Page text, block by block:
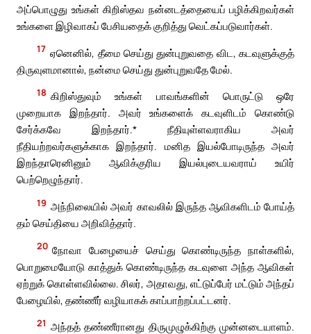
அப்பொழுது உங்கள் கிறிஸ்தவ நன்னடத்தையைப் பழிக்கிறவர்கள்
உங்களை இழிவாகப் பேசியதைக் குறித்து வெட்கப்படுவார்கள்.
17 ஏனெனில், தீமை செய்து துன்புறுவதை விட, கடவுளுக்குத்
திருவுளமானால், நன்மை செய்து துன்புறுவதே மேல்.
18 கிறிஸ்துவும் உங்கள் பாவங்களின் பொருட்டு ஒரே
முறையாக இறந்தார். அவர் உங்களைக் கடவுளிடம் கொண்டு
சேர்க்கவே இறந்தார்.* நீதியுள்ளவராகிய அவர்
நீதியற்றவர்களுக்காக இறந்தார். மனித இயல்போடிருந்த அவர்
இறந்தாரெனினும் ஆவிக்குரிய இயல்புடையவராய் உயிர்
பெற்றெழுந்தார்.
19 அந்நிலையில் அவர் காவலில் இருந்த ஆவிகளிடம் போய்த்
தம் செய்தியை அறிவித்தார்.
20 நோவா பேழையைச் செய்து கொண்டிருந்த நாள்களில்,
பொறுமையோடு காத்துக் கொண்டிருந்த கடவுளை அந்த ஆவிகள்
ஏற்றுக் கொள்ளவில்லை. சிலர், அதாவது, எட்டுப்பேர் மட்டும் அந்தப்
பேழையில், தண்ணீர் வழியாகக் காப்பாற்றப்பட்டனர்.
21 அந்தத் தண்ணீரானது திருமுழுக்கிற்கு முன்னடையாளம்.